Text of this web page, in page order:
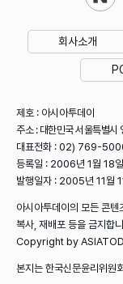
회사소개
제호 : 아시아투데이
주소 : 대한민국 서울특별
대표전화 : 02) 769-
등록일 : 2006년 1월 18일
발행일자 : 2005년 11월
아시아투데이의 모든 콘텐
복사, 재배포 등을 금지합
Copyright by
본지는 한국신문윤리위원